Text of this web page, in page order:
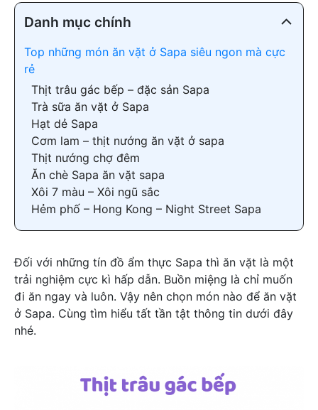
Danh mục chính
Top những món ăn vặt ở Sapa siêu ngon mà cực
rẻ
Thịt trâu gác bếp – đặc sản Sapa
Trà sữa ăn vặt ở Sapa
Hạt dẻ Sapa
Cơm lam – thịt nướng ăn vặt ở sapa
Thịt nướng chợ đêm
Ăn chè Sapa ăn vặt sapa
Xôi 7 màu – Xôi ngũ sắc
Hẻm phố – Hong Kong – Night Street Sapa
Đối với những tín đồ ẩm thực Sapa thì ăn vặt là một
trải nghiệm cực kì hấp dẫn. Buồn miệng là chỉ muốn
đi ăn ngay và luôn. Vậy nên chọn món nào để ăn vặt
ở Sapa. Cùng tìm hiểu tất tần tật thông tin dưới đây
nhé.